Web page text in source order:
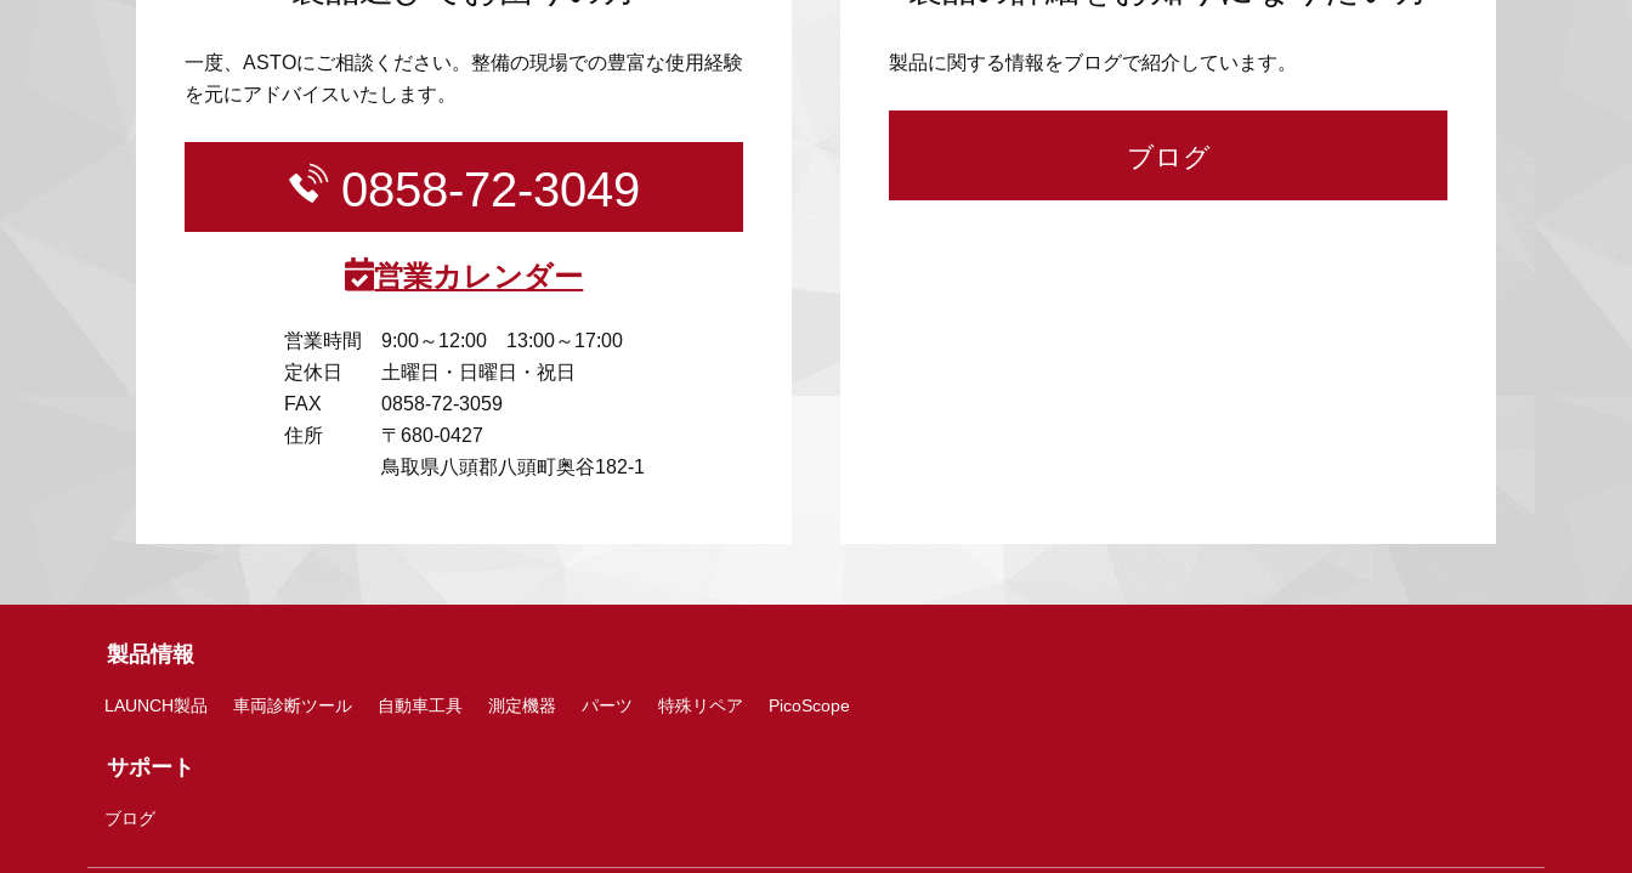
一度、ASTOにご相談ください。整備の現場での豊富な使用経験
を元にアドバイスいたします。
0858-72-3049
営業カレンダー
営業時間
9:00～12:00 13:00～17:00
定休日
土曜日・日曜日・祝日
FAX
0858-72-3059
住所
〒680-0427
鳥取県八頭郡八頭町奥谷182-1
製品に関する情報をブログで紹介しています。
ブログ
製品情報
LAUNCH製品 車両診断ツール 自動車工具 測定機器 パーツ 特殊リペア PicoScope
サポート
ブログ